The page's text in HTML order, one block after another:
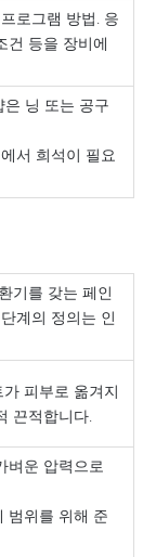
로그램 방법. 응
건 등을 장비에
닝 또는 공구
서 희석이 필요
기를 갖는 페인
계의 정의는 인
피부로 옮겨지
끈적합니다.
벼운 압력으로
범위를 위해 준